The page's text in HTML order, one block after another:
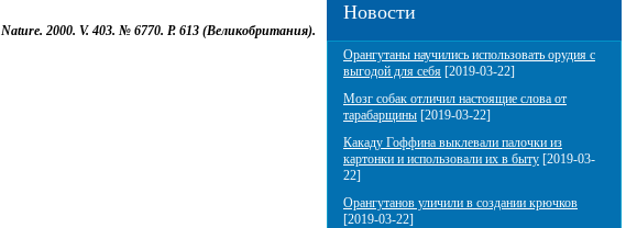
Новости
Орангутаны научились использовать орудия с
выгодой для себя [2019-03-22]
Мозг собак отличил настоящие слова от
тарабарщины [2019-03-22]
Какаду Гоффина выклевали палочки из
картонки и использовали их в быту [2019-03-
22]
Орангутанов уличили в создании крючков
[2019-03-22]
Nature. 2000. V. 403. № 6770. P. 613 (Великобритания).